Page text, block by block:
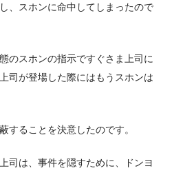
、スホンに命中してしまったので
のスホンの指示ですぐさま上司に
司が登場した際にはもうスホンは
することを決意したのです。
司は、事件を隠すために、ドンヨ